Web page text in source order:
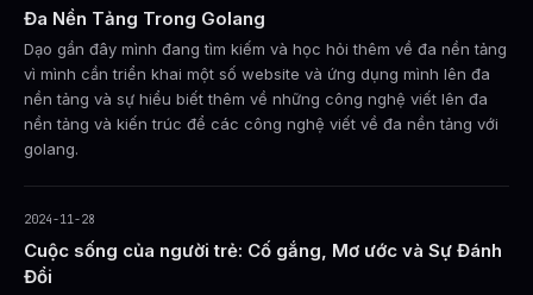
Đa Nền Tảng Trong Golang
Dạo gần đây mình đang tìm kiếm và học hỏi thêm về đa nền tảng
vì mình cần triển khai một số website và ứng dụng mình lên đa
nền tảng và sự hiểu biết thêm về những công nghệ viết lên đa
nền tảng và kiến trúc để các công nghệ viết về đa nền tảng với
golang.
2024-11-28
Cuộc sống của người trẻ: Cố gắng, Mơ ước và Sự Đánh
Đổi